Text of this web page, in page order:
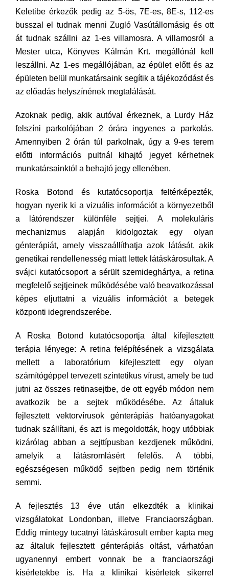
Keletibe érkezők pedig az 5-ös, 7E-es, 8E-s, 112-es
busszal el tudnak menni Zugló Vasútállomásig és ott
át tudnak szállni az 1-es villamosra. A villamosról a
Mester utca, Könyves Kálmán Krt. megállónál kell
leszállni. Az 1-es megállójában, az épület előtt és az
épületen belül munkatársaink segítik a tájékozódást és
az előadás helyszínének megtalálását.
Azoknak pedig, akik autóval érkeznek, a Lurdy Ház
felszíni parkolójában 2 órára ingyenes a parkolás.
Amennyiben 2 órán túl parkolnak, úgy a 9-es terem
előtti információs pultnál kihajtó jegyet kérhetnek
munkatársainktól a behajtó jegy ellenében.
Roska Botond és kutatócsoportja feltérképezték,
hogyan nyerik ki a vizuális információt a környezetből
a látórendszer különféle sejtjei. A molekuláris
mechanizmus alapján kidolgoztak egy olyan
génterápiát, amely visszaállíthatja azok látását, akik
genetikai rendellenesség miatt lettek látáskárosultak. A
svájci kutatócsoport a sérült szemideghártya, a retina
megfelelő sejtjeinek működésébe való beavatkozással
képes eljuttatni a vizuális információt a betegek
központi idegrendszerébe.
A Roska Botond kutatócsoportja által kifejlesztett
terápia lényege: A retina felépítésének a vizsgálata
mellett a laboratórium kifejlesztett egy olyan
számítógéppel tervezett szintetikus vírust, amely be tud
jutni az összes retinasejtbe, de ott egyéb módon nem
avatkozik be a sejtek működésébe. Az általuk
fejlesztett vektorvírusok génterápiás hatóanyagokat
tudnak szállítani, és azt is megoldották, hogy utóbbiak
kizárólag abban a sejttípusban kezdjenek működni,
amelyik a látásromlásért felelős. A többi,
egészségesen működő sejtben pedig nem történik
semmi.
A fejlesztés 13 éve után elkezdték a klinikai
vizsgálatokat Londonban, illetve Franciaországban.
Eddig mintegy tucatnyi látáskárosult ember kapta meg
az általuk fejlesztett génterápiás oltást, várhatóan
ugyanennyi embert vonnak be a franciaországi
kísérletekbe is. Ha a klinikai kísérletek sikerrel